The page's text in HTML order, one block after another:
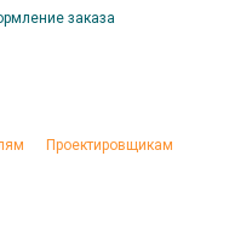
заказа
Проектировщикам